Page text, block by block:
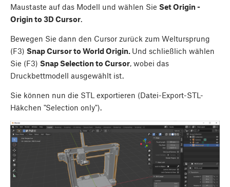
Maustaste auf das Modell und wählen Sie Set Origin -
Origin to 3D Cursor.
Bewegen Sie dann den Cursor zurück zum Weltursprung
(F3) Snap Cursor to World Origin. Und schließlich wählen
Sie (F3) Snap Selection to Cursor, wobei das
Druckbettmodell ausgewählt ist.
Sie können nun die STL exportieren (Datei-Export-STL-
Häkchen "Selection only").